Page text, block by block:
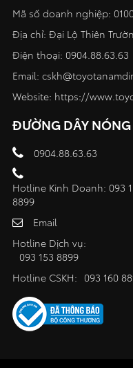
Mã số doanh nghiệp:
Địa chỉ: Đại Lộ Thiên
Điện thoại: 0904.88.63.63
Email:
Website: https://
ĐƯỜNG DÂY NÓNG
0904.88.63.63
Hotline Kinh Doanh: 093
8899
Email
Hotline Dịch vụ:
093 153 8899
Hotline CSKH: 093 160